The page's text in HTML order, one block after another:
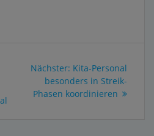
Nächster: Nächster
Beitrag:
Kita-Personal
besonders in Streik-
Phasen koordinieren